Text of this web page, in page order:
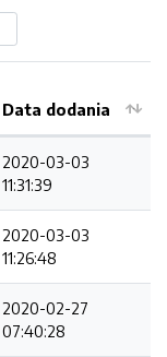
Data dodania
2020-03-03
11:31:39
2020-03-03
11:26:48
2020-02-27
07:40:28